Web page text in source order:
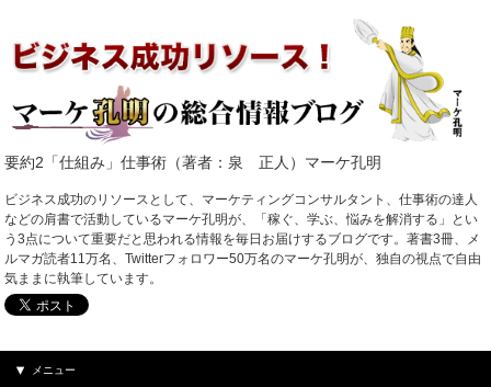
要約2「仕組み」仕事術（著者：泉 正人）マーケ孔明
ビジネス成功のリソースとして、マーケティングコンサルタント、仕事術の達人
などの肩書で活動しているマーケ孔明が、「稼ぐ、学ぶ、悩みを解消する」とい
う3点について重要だと思われる情報を毎日お届けするブログです。著書3冊、メ
ルマガ読者11万名、Twitterフォロワー50万名のマーケ孔明が、独自の視点で自由
気ままに執筆しています。
メニュー